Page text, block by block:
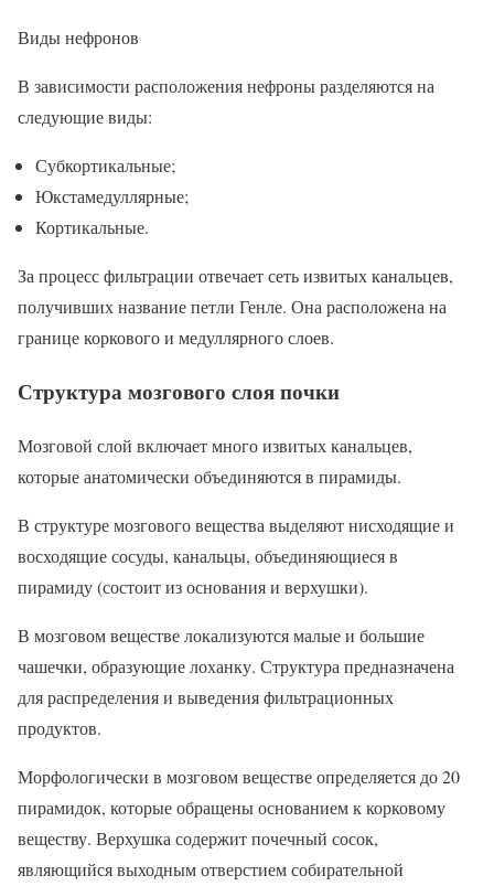
Виды нефронов
В зависимости расположения нефроны разделяются на
следующие виды:
Субкортикальные;
Юкстамедуллярные;
Кортикальные.
За процесс фильтрации отвечает сеть извитых канальцев,
получивших название петли Генле. Она расположена на
границе коркового и медуллярного слоев.
Структура мозгового слоя почки
Мозговой слой включает много извитых канальцев,
которые анатомически объединяются в пирамиды.
В структуре мозгового вещества выделяют нисходящие и
восходящие сосуды, канальцы, объединяющиеся в
пирамиду (состоит из основания и верхушки).
В мозговом веществе локализуются малые и большие
чашечки, образующие лоханку. Структура предназначена
для распределения и выведения фильтрационных
продуктов.
Морфологически в мозговом веществе определяется до 20
пирамидок, которые обращены основанием к корковому
веществу. Верхушка содержит почечный сосок,
являющийся выходным отверстием собирательной